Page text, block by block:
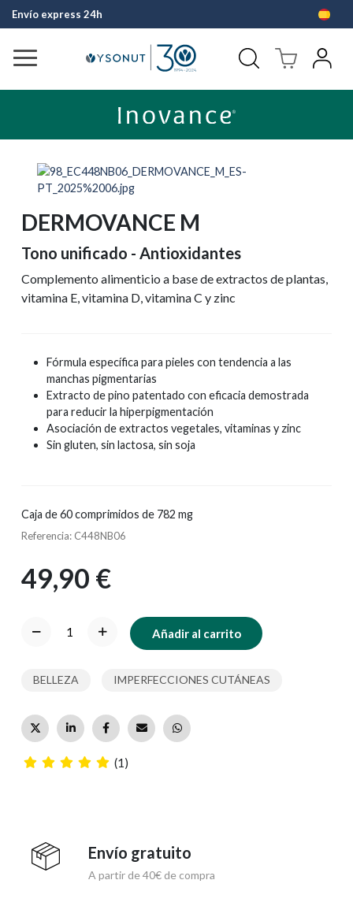
Envío express 24h Pago fácil
DERMOVANCE M
Tono unificado - Antioxidantes
Complemento alimenticio a base de extractos de plantas,
vitamina E, vitamina D, vitamina C y zinc
Fórmula específica para pieles con tendencia a las
manchas pigmentarias
Extracto de pino patentado con eficacia demostrada
para reducir la hiperpigmentación
Asociación de extractos vegetales, vitaminas y zinc
Sin gluten, sin lactosa, sin soja
Caja de 60 comprimidos de 782 mg
Referencia: C448NB06
49,90 €
Añadir al carrito
BELLEZA IMPERFECCIONES CUTÁNEAS
(1)
Envío gratuito
A partir de 40€ de compra